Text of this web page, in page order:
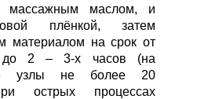
массажным маслом, и
плёнкой, затем
материалом на срок от
до 2 – 3-х часов (на
узлы не более 20
острых процессах